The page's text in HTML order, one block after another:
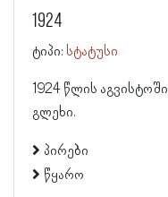
1924
ტიპი: სტატუსი
1924 წლის
გლეხი.
პირები
წყარო